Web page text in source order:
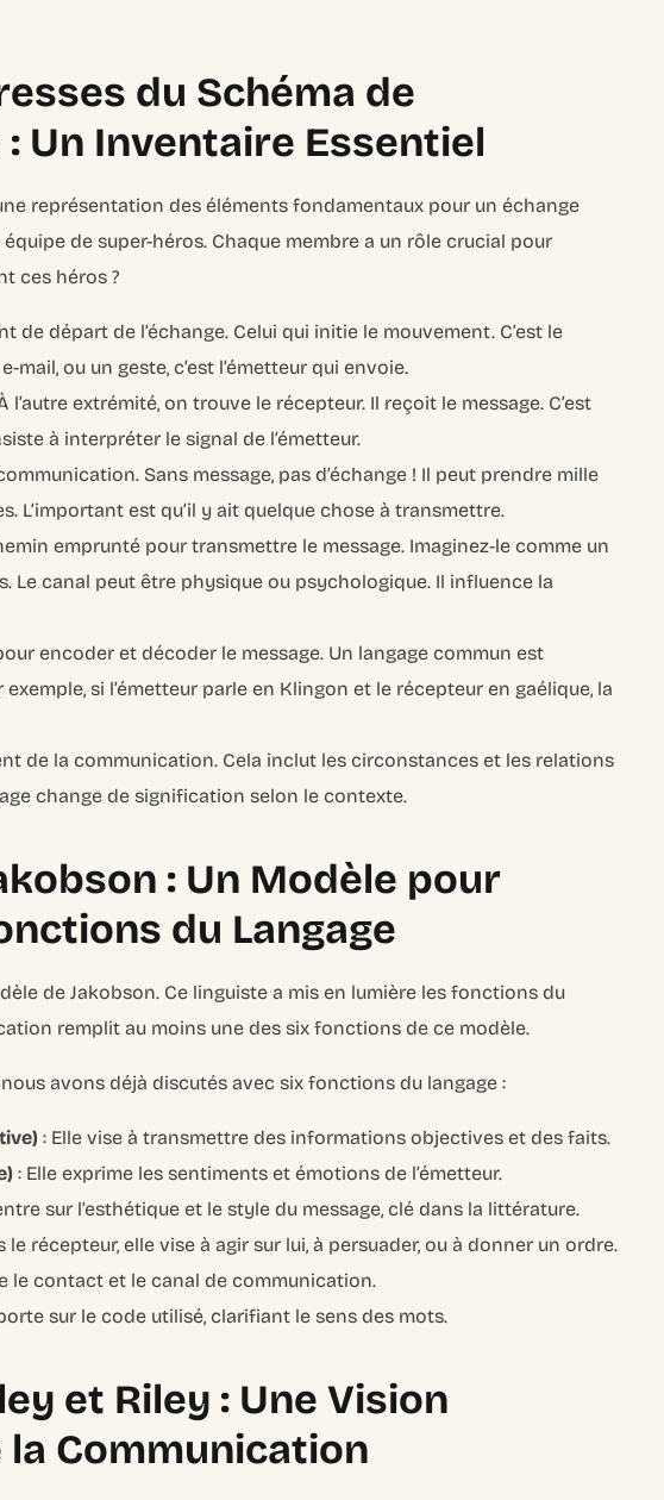
du Schéma de
Un Inventaire Essentiel
représentation des éléments fondamentaux pour un échange
de super-héros. Chaque membre a un rôle crucial pour
ces héros ?
de départ de l’échange. Celui qui initie le mouvement. C’est le
mail, ou un geste, c’est l’émetteur qui envoie.
l’autre extrémité, on trouve le récepteur. Il reçoit le message. C’est
à interpréter le signal de l’émetteur.
Sans message, pas d’échange ! Il peut prendre mille
L’important est qu’il y ait quelque chose à transmettre.
emprunté pour transmettre le message. Imaginez-le comme un
Le canal peut être physique ou psychologique. Il influence la
encoder et décoder le message. Un langage commun est
si l’émetteur parle en Klingon et le récepteur en gaélique, la
de la communication. Cela inclut les circonstances et les relations
change de signification selon le contexte.
: Un Modèle pour
du Langage
de Jakobson. Ce linguiste a mis en lumière les fonctions du
remplit au moins une des six fonctions de ce modèle.
avons déjà discutés avec six fonctions du langage :
: Elle vise à transmettre des informations objectives et des faits.
: Elle exprime les sentiments et émotions de l’émetteur.
sur l’esthétique et le style du message, clé dans la littérature.
le récepteur, elle vise à agir sur lui, à persuader, ou à donner un ordre.
le contact et le canal de communication.
sur le code utilisé, clarifiant le sens des mots.
et Riley : Une Vision
Communication